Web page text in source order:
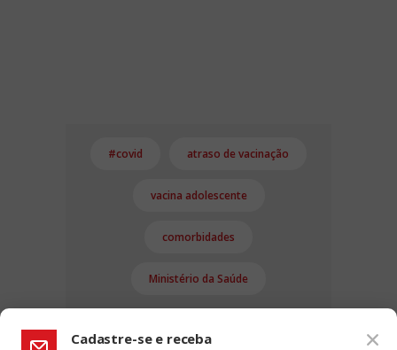
#covid atraso de vacinação
vacina adolescente
comorbidades
Ministério da Saúde
Cadastre-se e receba